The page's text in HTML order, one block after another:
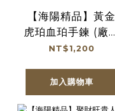
【海陽精品】黃金
虎珀血珀手鍊 (廠商
直出、不參加免運
NT$1,200
加入購物車